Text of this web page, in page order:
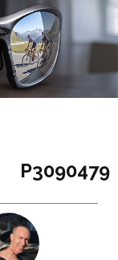
P3090479